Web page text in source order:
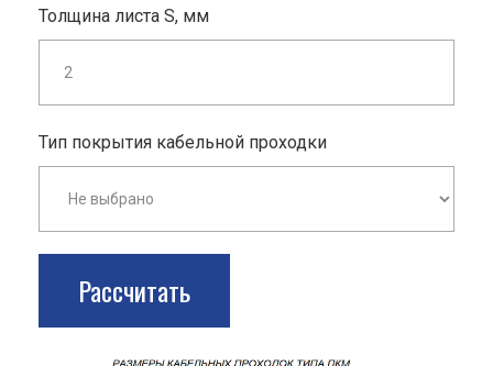
Толщина листа S, мм
Тип покрытия кабельной проходки
Рассчитать